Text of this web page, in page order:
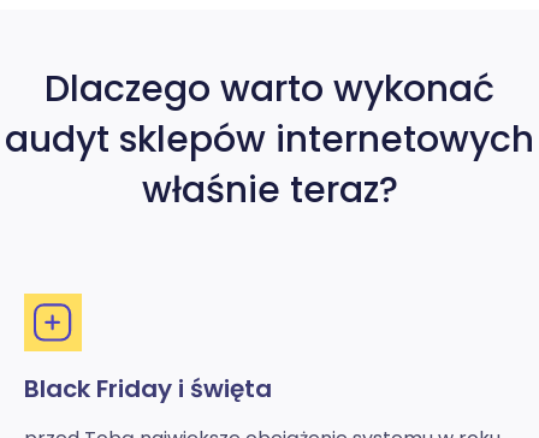
Dlaczego warto wykonać
audyt sklepów internetowych
właśnie teraz?
Black Friday i święta